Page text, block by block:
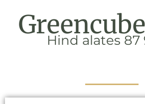
Hind alates 87